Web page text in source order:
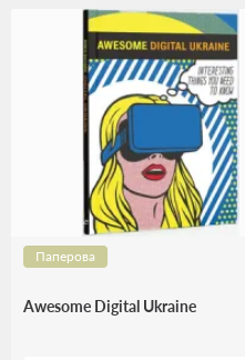
Паперова
Awesome Digital Ukraine